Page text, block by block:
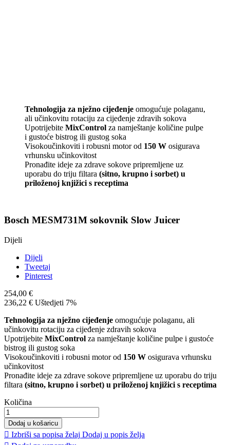
Tehnologija za nježno cijeđenje omogućuje polaganu,
ali učinkovitu rotaciju za cijeđenje zdravih sokova
Upotrijebite MixControl za namještanje količine pulpe
i gustoće bistrog ili gustog soka
Visokoučinkoviti i robusni motor od 150 W osigurava
vrhunsku učinkovitost
Pronađite ideje za zdrave sokove pripremljene uz
uporabu do triju filtara (sitno, krupno i sorbet) u
priloženoj knjižici s receptima
Bosch MESM731M sokovnik Slow Juicer
Dijeli
Dijeli
Tweetaj
Pinterest
254,00 €
236,22 € Uštedjeti 7%
Tehnologija za nježno cijeđenje omogućuje polaganu, ali
učinkovitu rotaciju za cijeđenje zdravih sokova
Upotrijebite MixControl za namještanje količine pulpe i gustoće
bistrog ili gustog soka
Visokoučinkoviti i robusni motor od 150 W osigurava vrhunsku
učinkovitost
Pronađite ideje za zdrave sokove pripremljene uz uporabu do triju
filtara (sitno, krupno i sorbet) u priloženoj knjižici s receptima
Količina
Dodaj u košaricu
 Izbriši sa popisa želaj Dodaj u popis želja